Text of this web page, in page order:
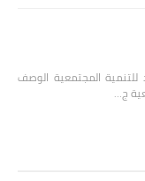
للتنمية المجتمعية الوصف
ج…